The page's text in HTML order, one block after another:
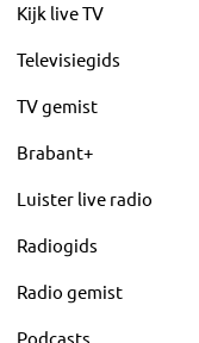
Kijk live TV
Televisiegids
TV gemist
Brabant+
Luister live radio
Radiogids
Radio gemist
Podcasts